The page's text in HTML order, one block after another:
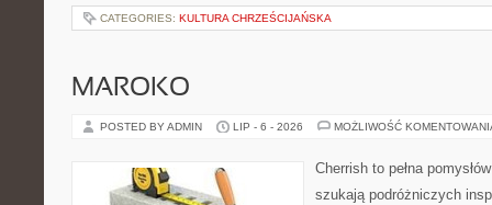
CATEGORIES: KULTURA CHRZEŚCIJAŃSKA
MAROKO
POSTED BY ADMIN LIP - 6 - 2026 MOŻLIWOŚĆ
Cherrish to pełna
szukają podróżniczych